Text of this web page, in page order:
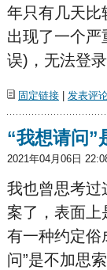
年只有几天比
出现了一个
误)，无法登
固定链接| 发表评
“我想请问”
2021年04月06日
我也曾思考过
案了，表面上
有一种约定俗
问”是不加思